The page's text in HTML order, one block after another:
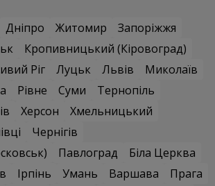
Дніпро Житомир
Запоріжжя
Кропивницький (Кіровоград)
Ріг Луцьк Львів
Миколаїв
Рівне Суми
Тернопіль
Херсон
Хмельницький
Чернігів
Павлоград
Біла Церква
Ірпінь Умань Варшава
Прага